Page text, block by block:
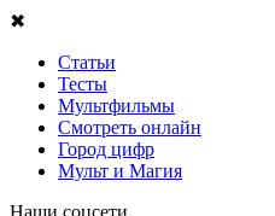
✖
Статьи
Тесты
Мультфильмы
Смотреть онлайн
Город цифр
Мульт и Магия
Наши соцсети